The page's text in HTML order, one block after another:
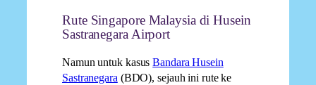
Rute Singapore Malaysia di Husein
Sastranegara Airport
Namun untuk kasusBandara Husein
Sastranegara (BDO), sejauh ini rute ke